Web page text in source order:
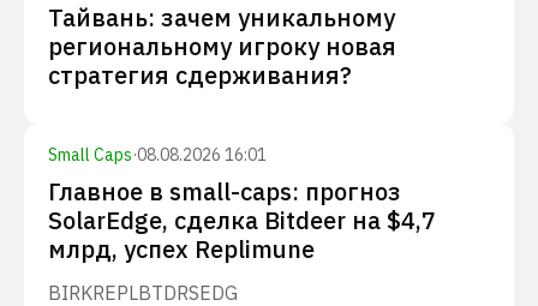
Тайвань: зачем уникальному
региональному игроку новая
стратегия сдерживания?
Small Caps·08.08.2026 16:01
Главное в small-caps: прогноз
SolarEdge, сделка Bitdeer на $4,7
млрд, успех Replimune
BIRKREPLBTDRSEDG